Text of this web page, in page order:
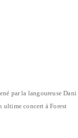
par la langoureuse Dani
ultime concert à Forest